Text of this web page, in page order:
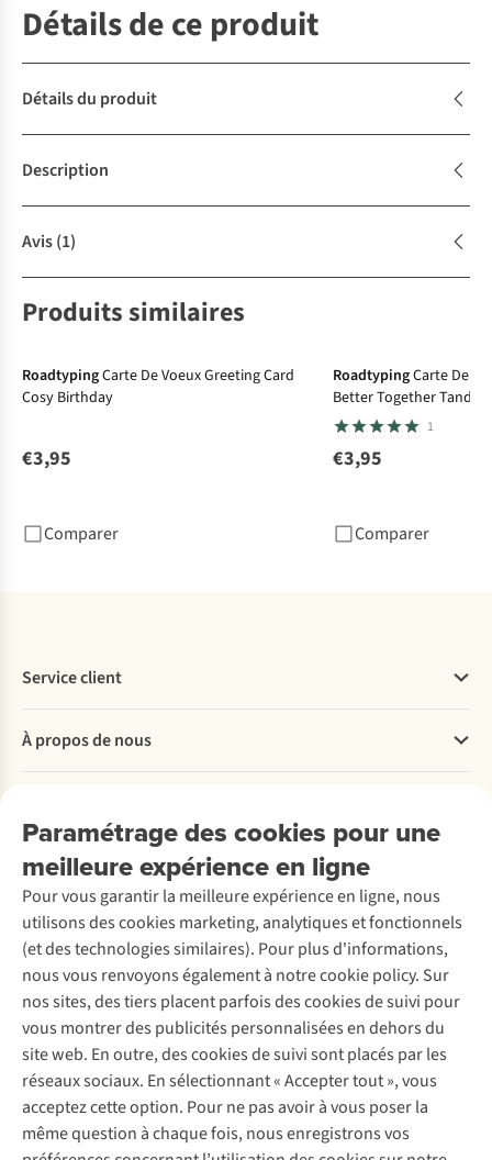
Détails de ce produit
Détails du produit
Description
Avis(1)
Produits similaires
RoadtypingCarte De Voeux Greeting Card
Cosy Birthday
€3,95
Comparer
RoadtypingCarte De
Better Together Tandem
1
€3,95
Comparer
Paramétrage des cookies pour une
meilleure expérience en ligne
Pour vous garantir la meilleure expérience en ligne, nous
utilisons des cookies marketing, analytiques et fonctionnels
(et des technologies similaires). Pour plus d'informations,
nous vous renvoyons également à notre cookie policy. Sur
nos sites, des tiers placent parfois des cookies de suivi pour
vous montrer des publicités personnalisées en dehors du
site web. En outre, des cookies de suivi sont placés par les
réseaux sociaux. En sélectionnant « Accepter tout », vous
acceptez cette option. Pour ne pas avoir à vous poser la
même question à chaque fois, nous enregistrons vos
Service client
Commander
Payer
Retourner
Rétractation d'une commande
Entretien & réparations
Garantie
Contactez-nous
À propos de nous
Entreprise responsable
À propos d’Ayacucho
Nos magasins
À propos d’A.S.Adventure
Déclaration d'accessibilité
Location / Location sports d’hiver
Seconde-main
Entretien de ski
Service de lavage
Entretien de chaussures
Réparation de chaussures
Réparation de vêtements
Retouches
Pour les entreprises
Découvrez
A.S.Magazine
Explore Camp
Expertise & conseils
Abonnez-vous à la newsletter
Suivez-nous